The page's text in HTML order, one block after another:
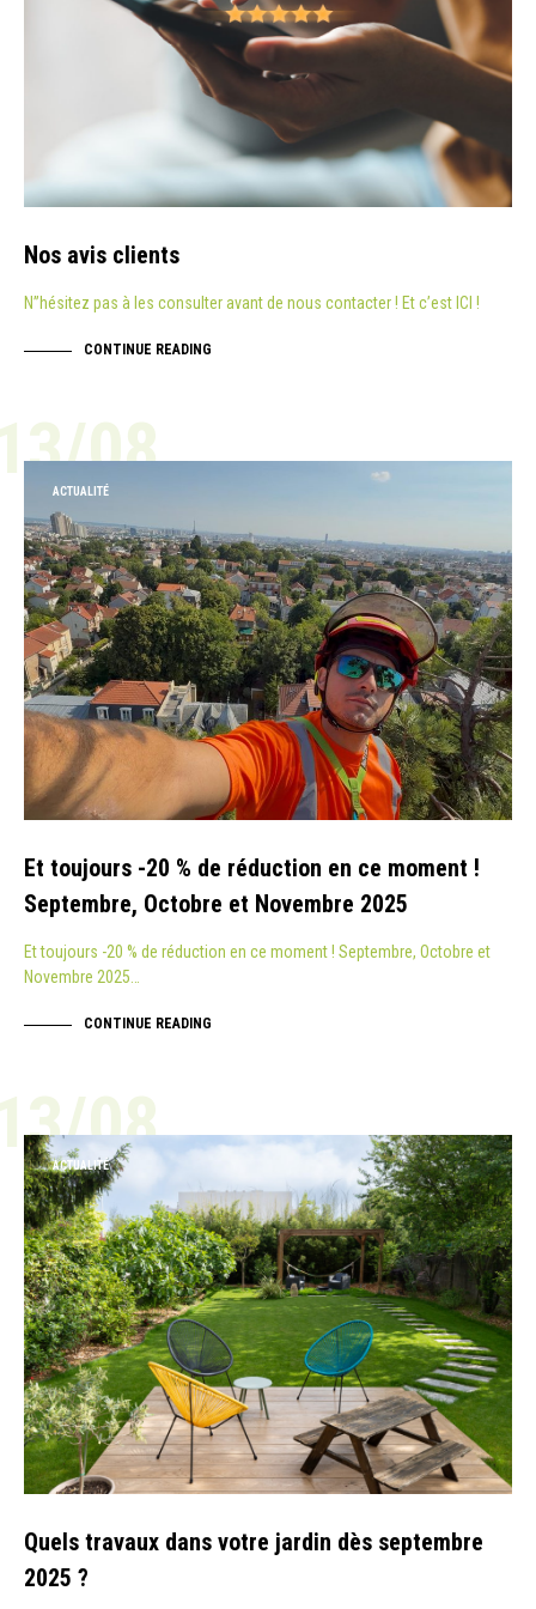
Nos avis clients
N”hésitez pas à les consulter avant de nous contacter ! Et c’est ICI !
CONTINUE READING
08
ACTUALITÉ
Et toujours -20 % de réduction en ce moment !
Septembre, Octobre et Novembre 2025
Et toujours -20 % de réduction en ce moment ! Septembre, Octobre et
Novembre 2025…
CONTINUE READING
08
ACTUALITÉ
Quels travaux dans votre jardin dès septembre
2025 ?